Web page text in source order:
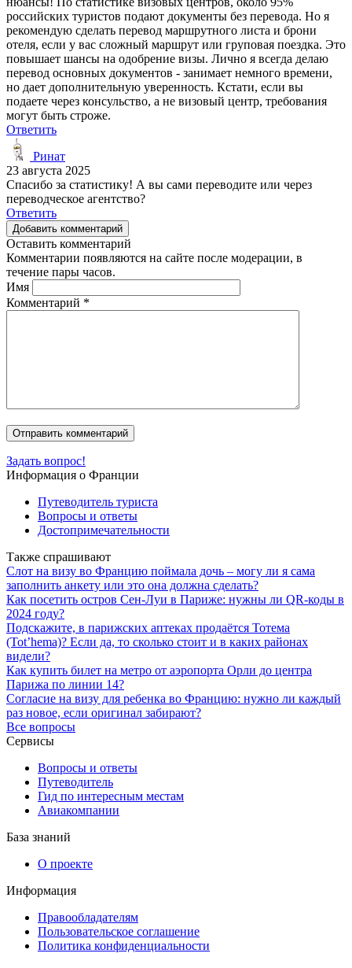
российских туристов подают документы без перевода. Но я
рекомендую сделать перевод маршрутного листа и брони
отеля, если у вас сложный маршрут или груповая поездка. Это
повышает шансы на одобрение визы. Лично я всегда делаю
перевод основных документов - занимает немного времени,
но дает дополнительную уверенность. Кстати, если вы
подаете через консульство, а не визовый центр, требования
могут быть строже.
Ответить
Ринат
23 августа 2025
Спасибо за статистику! А вы сами переводите или через
переводческое агентство?
Ответить
Добавить комментарий
Оставить комментарий
Комментарии появляются на сайте после модерации, в
течение пары часов.
Имя
Комментарий *
Задать вопрос!
Информация о Франции
Путеводитель туриста
Вопросы и ответы
Достопримечательности
Также спрашивают
Слот на визу во Францию поймала дочь – могу ли я сама
заполнить анкету или это она должна сделать?
Как посетить остров Сен-Луи в Париже: нужны ли QR-коды в
2024 году?
Подскажите, в парижских аптеках продаётся Тотема
(Tot’hema)? Если да, то сколько стоит и в каких районах
видели?
Как купить билет на метро от аэропорта Орли до центра
Парижа по линии 14?
Согласие на визу для ребенка во Францию: нужно ли каждый
раз новое, если оригинал забирают?
Все вопросы
Сервисы
Вопросы и ответы
Путеводитель
Гид по интересным местам
Авиакомпании
База знаний
О проекте
Информация
Правообладателям
Пользовательское соглашение
Политика конфиденциальности